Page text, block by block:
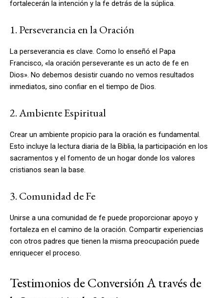
fortalecerán la intención y la fe detrás de la súplica.
1. Perseverancia en la Oración
La perseverancia es clave. Como lo enseñó el Papa
Francisco, «la oración perseverante es un acto de fe en
Dios». No debemos desistir cuando no vemos resultados
inmediatos, sino confiar en el tiempo de Dios.
2. Ambiente Espiritual
Crear un ambiente propicio para la oración es fundamental.
Esto incluye la lectura diaria de la Biblia, la participación en los
sacramentos y el fomento de un hogar donde los valores
cristianos sean la base.
3. Comunidad de Fe
Unirse a una comunidad de fe puede proporcionar apoyo y
fortaleza en el camino de la oración. Compartir experiencias
con otros padres que tienen la misma preocupación puede
enriquecer el proceso.
Testimonios de Conversión A través de